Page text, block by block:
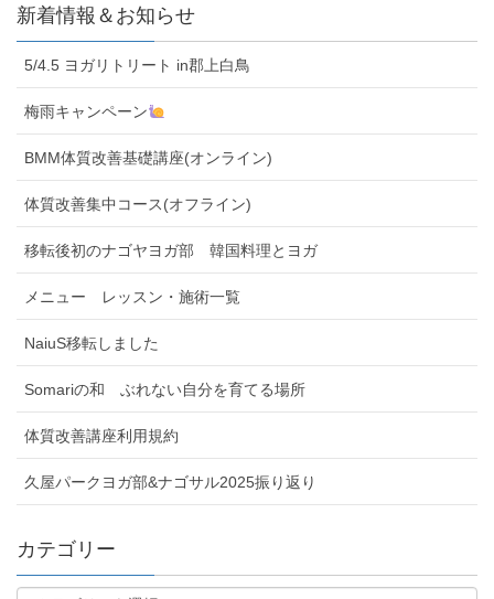
新着情報＆お知らせ
5/4.5 ヨガリトリート in郡上白鳥
梅雨キャンペーン
BMM体質改善基礎講座(オンライン)
体質改善集中コース(オフライン)
移転後初のナゴヤヨガ部 韓国料理とヨガ
メニュー レッスン・施術一覧
NaiuS移転しました
Somariの和 ぶれない自分を育てる場所
体質改善講座利用規約
久屋パークヨガ部&ナゴサル2025振り返り
カテゴリー